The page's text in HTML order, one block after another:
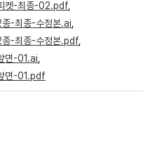
켓-최종-02.pdf
-최종-수정본.ai
-최종-수정본.pdf
면-01.ai
면-01.pdf